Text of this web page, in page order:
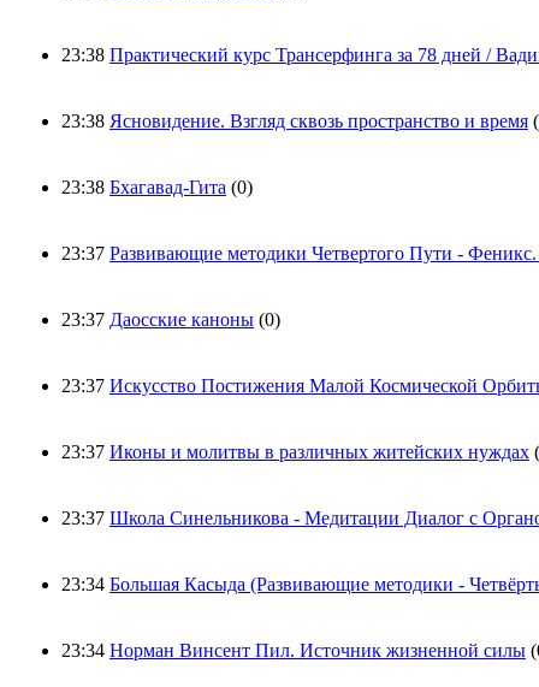
23:38 Практический курс Трансерфинга за 78 дней /
23:38 Ясновидение. Взгляд сквозь пространство и время
23:38 Бхагавад-Гита (0)
23:37 Развивающие методики Четвертого Пути -
23:37 Даосские каноны (0)
23:37 Искусство Постижения Малой Космической
23:37 Иконы и молитвы в различных житейских нуждах
23:37 Школа Синельникова - Медитации Диалог с
23:34 Большая Касыда (Развивающие методики -
23:34 Норман Винсент Пил. Источник жизненной силы